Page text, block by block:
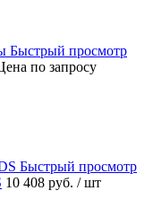
Быстрый просмотр
по запросу
Быстрый просмотр
10 408 руб. / шт